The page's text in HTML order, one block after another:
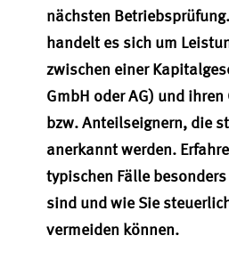
nächsten
handelt es sich um
zwischen einer
GmbH oder AG) und
bzw. Anteilseignern, die
anerkannt werden.
typischen Fälle
sind und wie Sie
vermeiden können.